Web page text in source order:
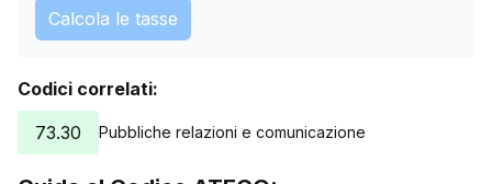
Calcola le tasse
Codici correlati:
73.30
Pubbliche relazioni e comunicazione